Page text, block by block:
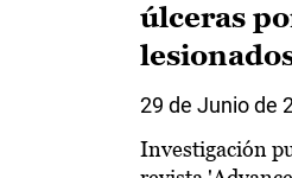
úlceras
29 de Junio de
Investigación